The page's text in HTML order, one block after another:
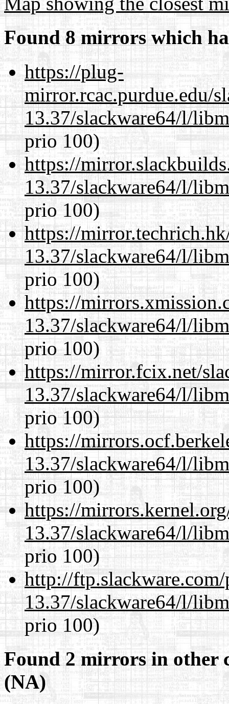
Found 8 mirrors which
https://plug-
mirror.rcac.purdue.edu/
13.37/slackware64/l/
prio 100)
https://
13.37/slackware64/l/
prio 100)
https://
13.37/slackware64/l/
prio 100)
https://
13.37/slackware64/l/
prio 100)
https://mirror.fcix.net/
13.37/slackware64/l/
prio 100)
https://
13.37/slackware64/l/
prio 100)
https://
13.37/slackware64/l/
prio 100)
http://
13.37/slackware64/l/
prio 100)
Found 2 mirrors in other
(NA)